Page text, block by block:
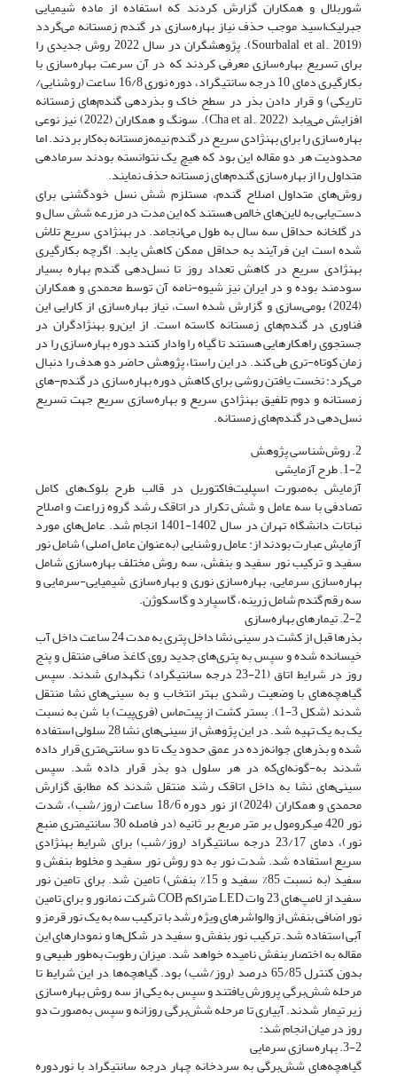
شوربلال و همکاران گزارش کردند که استفاده از ماده شیمیایی
جبرلیک‌اسید موجب حذف نیاز بهاره‌سازی در گندم زمستانه می‌گردد
(Sourbalal et al., 2019). پژوهشگران در سال 2022 روش جدیدی را
برای تسریع بهاره‌سازی معرفی کردند که در آن سرعت بهاره‌سازی با
بکارگیری دمای 10 درجه سانتیگراد، دوره نوری 16/8 ساعت (روشنایی/
تاریکی) و قرار دادن بذر در سطح خاک و بذردهی گندم‌های زمستانه
افزایش می‌یابد (Cha et al., 2022). سونگ و همکاران (2022) نیز نوعی
بهاره‌سازی را برای بهنژادی سریع در گندم نیمه‌زمستانه به‌کار بردند. اما
محدودیت هر دو مقاله این بود که هیچ یک نتوانسته بودند سرمادهی
متداول را از بهاره‌سازی گندم‌های زمستانه حذف نمایند.
روش‌های متداول اصلاح گندم، مستلزم شش نسل خودگشنی برای
دست‌یابی به لاین‌های خالص هستند که این مدت در مزرعه شش سال و
در گلخانه حداقل سه سال به طول می‌انجامد. در بهنژادی سریع تلاش
شده است این فرآیند به حداقل ممکن کاهش یابد. اگرچه بکارگیری
بهنژادی سریع در کاهش تعداد روز تا نسل‌دهی گندم بهاره بسیار
سودمند بوده و در ایران نیز شیوه-نامه آن توسط محمدی و همکاران
(2024) بومی‌سازی و گزارش شده است، نیاز بهاره‌سازی از کارایی این
فناوری در گندم‌های زمستانه کاسته است. از این‌رو بهنژادگران در
جستجوی راهکارهایی هستند تا گیاه را وادار کنند دوره بهاره‌سازی را در
زمان کوتاه-تری طی کند. در این راستا، پژوهش حاضر دو هدف را دنبال
می‌کرد: نخست یافتن روشی برای کاهش دوره بهاره‌سازی در گندم-های
زمستانه و دوم تلفیق بهنژادی سریع و بهاره‌سازی سریع جهت تسریع
نسل‌دهی در گندم‌های زمستانه.
2. روش‌شناسی پژوهش
1-2. طرح آزمایشی
آزمایش به‌صورت اسپلیت‌فاکتوریل در قالب طرح‌ بلوک‌های کامل
تصادفی با سه‌ عامل و شش تکرار در اتاقک رشد گروه زراعت و اصلاح
نباتات دانشگاه تهران در سال 1402-1401 انجام شد. عامل‌های مورد
آزمایش عبارت بودند از: عامل روشنایی (به‌عنوان عامل اصلی) شامل نور
سفید و ترکیب نور سفید و بنفش، سه روش مختلف بهاره‌سازی شامل
بهاره‌سازی سرمایی، بهاره‌سازی نوری و بهاره‌سازی شیمیایی-سرمایی و
سه رقم گندم شامل زرینه، گاسپارد و گاسکوژن.
2-2. تیمارهای بهاره‌سازی
بذرها قبل از کشت در سینی نشا داخل پتری‌ به مدت 24 ساعت داخل آب
خیسانده شده و سپس به پتری‌های جدید روی کاغذ صافی منتقل و پنج
روز در شرایط اتاق (21-23 درجه سانتیگراد) نگهداری شدند. سپس
گیاهچه‌های با وضعیت رشدی بهتر انتخاب و به سینی‌های نشا منتقل
شدند (شکل 3-1). بستر کشت از پیت‌ماس (فری‌پیت) با شن به نسبت
یک به یک تهیه شد. در این پژوهش از سینی‌های نشا 28 سلولی استفاده
شده و بذرهای جوانه‌زده در عمق حدود یک تا دو سانتی‌متری قرار داده
شدند به-گونه‌ای‌که در هر سلول دو بذر قرار داده شد. سپس
سینی‌های نشا به داخل اتاقک رشد منتقل شدند که مطابق گزارش
محمدی و همکاران (2024) از نور دوره 18/6 ساعت (روز/شب)، شدت
نور 420 میکرومول بر متر مربع بر ثانیه (در فاصله 30 سانتیمتری منبع
نور)، دمای 23/17 درجه سانتیگراد (روز/شب) برای شرایط بهنژادی
سریع استفاده شد. شدت نور به دو روش نور سفید و مخلوط بنفش و
سفید (به نسبت 85% سفید و 15% بنفش) تامین شد. برای تامین نور
سفید از لامپ‌های 23 وات LED متراکم COB شرکت نمانور و برای تامین
نور اضافی بنفش از والواشرهای ویژه رشد با ترکیب سه به یک نور قرمز و
آبی استفاده شد. ترکیب نور بنفش و سفید در شکل‌ها و نمودارهای این
مقاله به اختصار بنفش نامیده خواهد شد. میزان رطوبت به‌طور طبیعی و
بدون کنترل 65/85 درصد (روز/شب) بود. گیاهچه‌ها در این شرایط تا
مرحله شش‌برگی پرورش یافتند و سپس به یکی از سه روش بهاره‌سازی
زیر تیمار شدند. آبیاری تا مرحله شش‌برگی روزانه و سپس به‌صورت دو
روز در میان انجام شد:
3-2. بهاره‌سازی سرمایی
گیاهچه‌های شش‌برگی به سردخانه چهار درجه سانتیگراد با نوردوره